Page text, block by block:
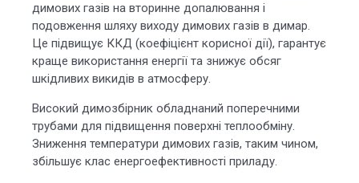
димових газів на вторинне допалювання і
подовження шляху виходу димових газів в димар.
Це підвищує ККД (коефіцієнт корисної дії), гарантує
краще використання енергії та знижує обсяг
шкідливих викидів в атмосферу.
Високий димозбірник обладнаний поперечними
трубами для підвищення поверхні теплообміну.
Зниження температури димових газів, таким чином,
збільшує клас енергоефективності приладу.